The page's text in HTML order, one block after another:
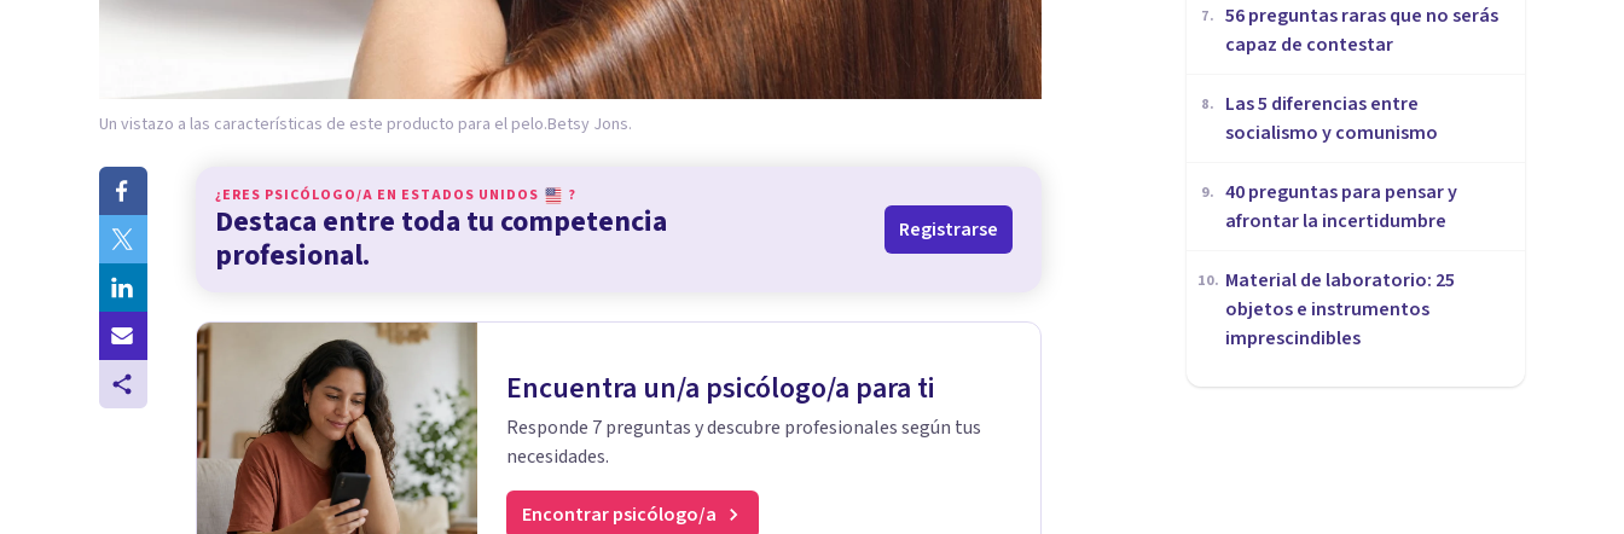
Un vistazo a las características de este producto para el pelo.Betsy Jons.
¿ERES PSICÓLOGO/A EN ESTADOS UNIDOS ?
Destaca entre toda tu competencia
profesional.
Registrarse
Encuentra un/a psicólogo/a para ti
Responde 7 preguntas y descubre profesionales según tus
necesidades.
Encontrar psicólogo/a
7. 56 preguntas raras que no serás
capaz de contestar
8.
Las 5 diferencias entre
socialismo y comunismo
9. 40 preguntas para pensar y
afrontar la incertidumbre
10. Material de laboratorio: 25
objetos e instrumentos
imprescindibles